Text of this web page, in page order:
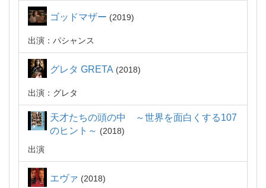
ゴッドマザー 2019
出演：パシャンス
グレタ GRETA 2018
出演：グレタ
天才たちの頭の中 ～世界を面白くする107
のヒント～
2018
出演
エヴァ 2018